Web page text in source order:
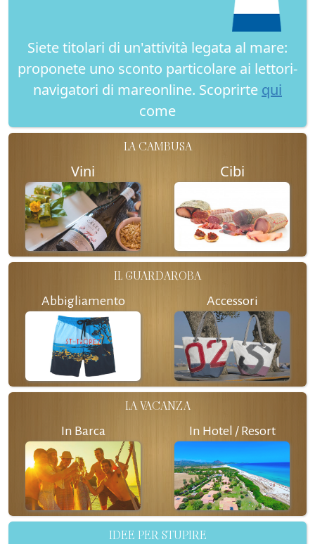
Siete titolari di un'attività legata al mare:
proponete uno sconto particolare ai lettori-
navigatori di mareonline. Scoprirte qui
come
LA CAMBUSA
Vini Cibi
IL GUARDAROBA
Abbigliamento Accessori
LA VACANZA
In Barca In Hotel / Resort
IDEE PER STUPIRE